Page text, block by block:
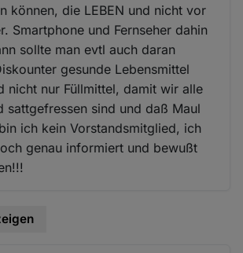
können, die LEBEN und nicht vor
Smartphone und Fernseher dahin
sollte man evtl auch daran
gesunde Lebensmittel
nicht nur Füllmittel, damit wir alle
sattgefressen sind und daß Maul
ich kein Vorstandsmitglied, ich
genau informiert und bewußt